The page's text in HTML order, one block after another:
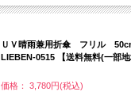
ＵＶ晴雨兼用折傘 フリル
LIEBEN-0515 【送料無料(一部地
価格： 3,780円(税込)